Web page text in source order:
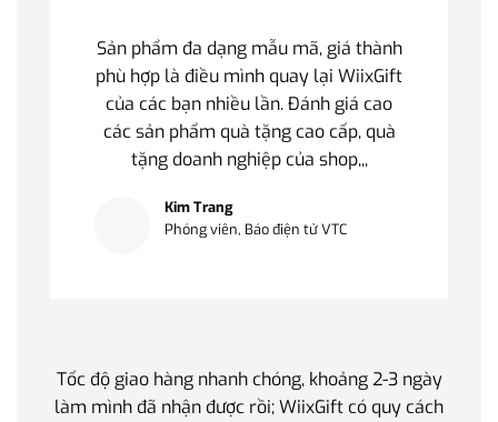
Sản phẩm đa dạng mẫu mã, giá thành
phù hợp là điều mình quay lại WiixGift
của các bạn nhiều lần. Đánh giá cao
các sản phẩm quà tặng cao cấp, quà
tặng doanh nghiệp của shop,,,
Kim Trang
Phóng viên, Báo điện tử VTC
Tốc độ giao hàng nhanh chóng, khoảng 2-3 ngày
làm mình đã nhận được rồi; WiixGift có quy cách